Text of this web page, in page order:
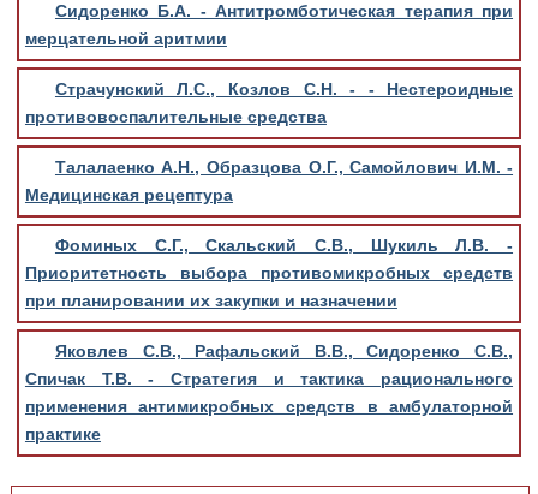
Сидоренко Б.А. - Антитромботическая терапия при
мерцательной аритмии
Страчунский Л.С., Козлов С.Н. - - Нестероидные
противовоспалительные средства
Талалаенко А.Н., Образцова О.Г., Самойлович И.М. -
Медицинская рецептура
Фоминых С.Г., Скальский С.В., Шукиль Л.В. -
Приоритетность выбора противомикробных средств
при планировании их закупки и назначении
Яковлев С.В., Рафальский В.В., Сидоренко С.В.,
Спичак Т.В. - Стратегия и тактика рационального
применения антимикробных средств в амбулаторной
практике